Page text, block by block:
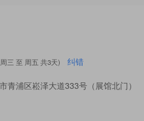
三 至 周五 共3天) 纠错
青浦区崧泽大道333号（展馆北门）